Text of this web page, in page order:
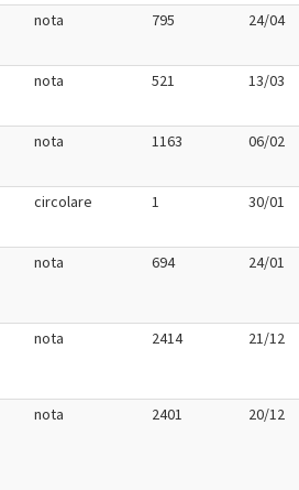
nota 795 24/04
nota 521 13/03
nota 1163 06/02
circolare 1 30/01
nota 694 24/01
nota 2414 21/12
nota 2401 20/12